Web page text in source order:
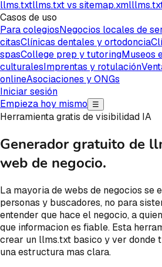
llms.txtllms.txt vs sitemap.xml
Casos de uso
Para colegiosNegocios locales de
citasClínicas dentales y ortodoncia
spasCollege prep y tutoringMuseos
culturalesImprentas y rotulación
onlineAsociaciones y ONGs
Iniciar sesión
Empieza hoy mismo
☰
Herramienta gratis de visibilidad IA
Generador gratuito de
web de negocio.
La mayoria de webs de negocios se
personas y buscadores, no para
entender que hace el negocio, a
que informacion es fiable. Esta
crear un llms.txt basico y ver donde
una estructura mas clara.